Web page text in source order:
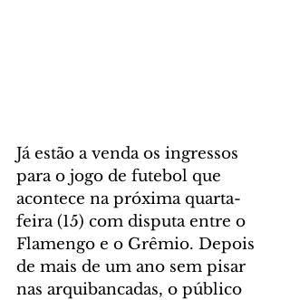
Já estão a venda os ingressos
para o jogo de futebol que
acontece na próxima quarta-
feira (15) com disputa entre o
Flamengo e o Grêmio. Depois
de mais de um ano sem pisar
nas arquibancadas, o público